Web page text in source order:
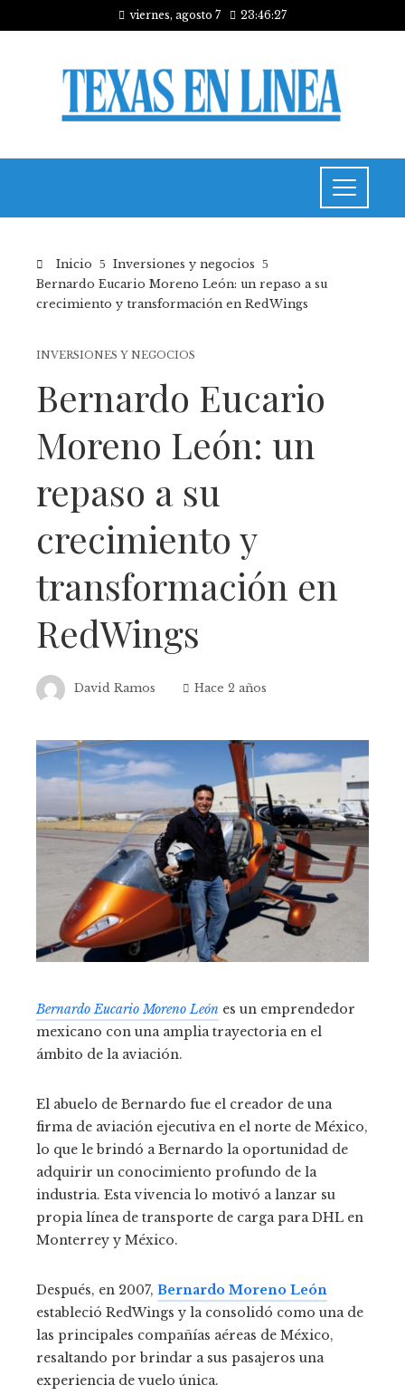
viernes, agosto 7 23:46:28
Inicio
Inversiones y negocios
Bernardo Eucario Moreno León: un repaso a su
crecimiento y transformación en RedWings
INVERSIONES Y NEGOCIOS
Bernardo Eucario
Moreno León: un
repaso a su
crecimiento y
transformación en
RedWings
David Ramos Hace 2 años
Bernardo Eucario Moreno León es un emprendedor
mexicano con una amplia trayectoria en el
ámbito de la aviación.
El abuelo de Bernardo fue el creador de una
firma de aviación ejecutiva en el norte de México,
lo que le brindó a Bernardo la oportunidad de
adquirir un conocimiento profundo de la
industria. Esta vivencia lo motivó a lanzar su
propia línea de transporte de carga para DHL en
Monterrey y México.
Después, en 2007, Bernardo Moreno León
estableció RedWings y la consolidó como una de
las principales compañías aéreas de México,
resaltando por brindar a sus pasajeros una
experiencia de vuelo única.